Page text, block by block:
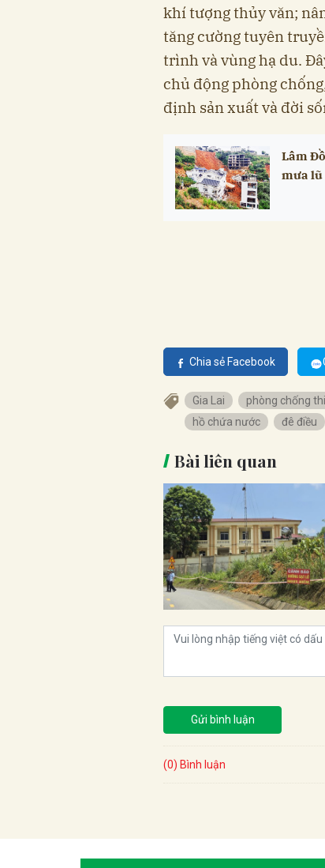
khí tượng thủy văn;
tăng cường tuyên
trình và vùng hạ du.
chủ động phòng
định sản xuất và đời
Lâm
mưa lũ
Chia sẻ Facebook
Gia Lai phòng chống
hồ chứa nước
đê điều
Bài liên quan
Gửi bình luận
(0) Bình luận